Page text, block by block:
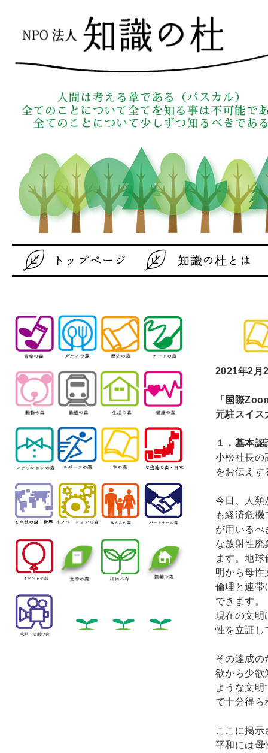
2021年2月
「国際
元駐スイ
１．基本認
小松社長の
をお伝え
今日、人類
も経済危
が用いるべ
な放射性廃
ます。地
明から母性
倫理と連帯
できます。
現在の文明
性を立証し
その達成の
欲から少欲
ような文
で十分得ら
ここに掲
平和には母